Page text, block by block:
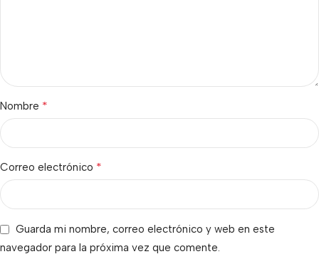
Nombre *
Correo electrónico *
Guarda mi nombre, correo electrónico y web en este
navegador para la próxima vez que comente.